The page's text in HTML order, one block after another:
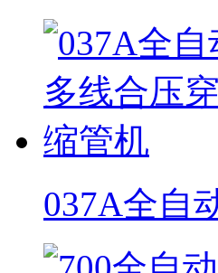
037A全自